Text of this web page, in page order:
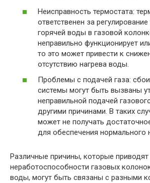
Неисправность термостата:
ответственен за
горячей воды в газовой
неправильно функционирует
то это может привести к
отсутствию нагрева воды.
Проблемы с подачей газа:
системы могут быть вызваны
неправильной подачей
другими причинами. В таких
может не получать
для обеспечения нормального
Различные причины, которые приводят
неработоспособности газовых
воды, могут быть связаны с разными